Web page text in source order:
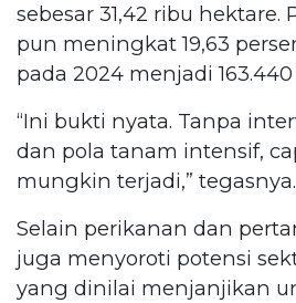
sebesar 31,42 ribu hektare.
pun meningkat 19,63
pada 2024 menjadi
“Ini bukti nyata. Tanpa
dan pola tanam intensif,
mungkin terjadi,” tegasnya.
Selain perikanan dan
juga menyoroti potensi
yang dinilai menjanjikan